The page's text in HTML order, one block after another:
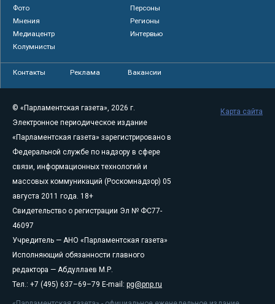
Фото
Персоны
Мнения
Регионы
Медиацентр
Интервью
Колумнисты
Контакты Реклама Вакансии
© «Парламентская газета», 2026 г.
Электронное периодическое издание
«Парламентская газета» зарегистрировано в
Федеральной службе по надзору в сфере
связи, информационных технологий и
массовых коммуникаций (Роскомнадзор) 05
августа 2011 года. 18+
Свидетельство о регистрации Эл № ФС77-
46097
Учредитель — АНО «Парламентская газета»
Исполняющий обязанности главного
редактора — Абдуллаев М.Р.
Тел.: +7 (495) 637–69–79 E-mail: pg@pnp.ru
Карта сайта